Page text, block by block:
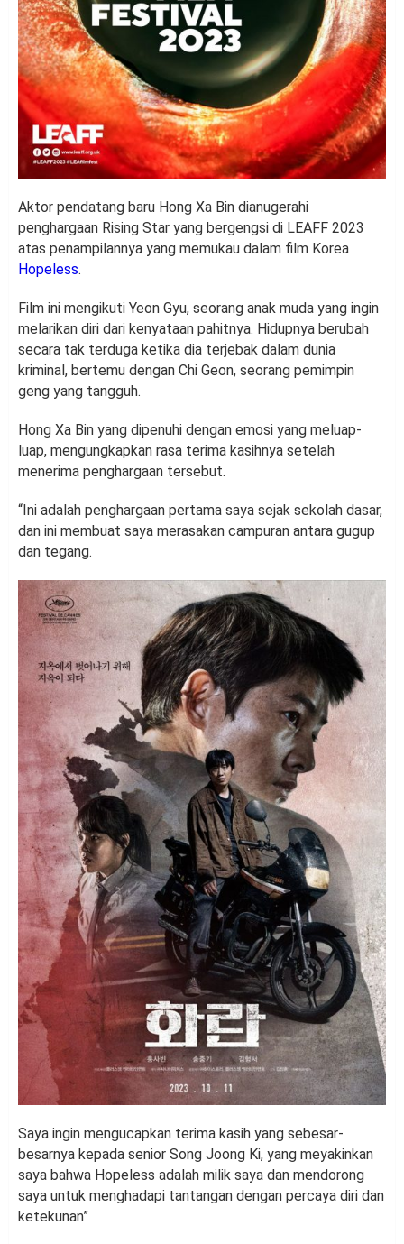
Aktor pendatang baru Hong Xa Bin dianugerahi
penghargaan Rising Star yang bergengsi di LEAFF 2023
atas penampilannya yang memukau dalam film Korea
Hopeless.
Film ini mengikuti Yeon Gyu, seorang anak muda yang ingin
melarikan diri dari kenyataan pahitnya. Hidupnya berubah
secara tak terduga ketika dia terjebak dalam dunia
kriminal, bertemu dengan Chi Geon, seorang pemimpin
geng yang tangguh.
Hong Xa Bin yang dipenuhi dengan emosi yang meluap-
luap, mengungkapkan rasa terima kasihnya setelah
menerima penghargaan tersebut.
“Ini adalah penghargaan pertama saya sejak sekolah dasar,
dan ini membuat saya merasakan campuran antara gugup
dan tegang.
Saya ingin mengucapkan terima kasih yang sebesar-
besarnya kepada senior Song Joong Ki, yang meyakinkan
saya bahwa Hopeless adalah milik saya dan mendorong
saya untuk menghadapi tantangan dengan percaya diri dan
ketekunan”